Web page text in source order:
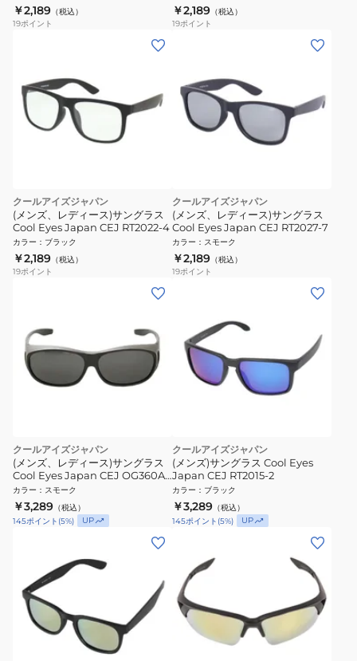
￥2,189 （税込）
19ポイント
￥2,189 （税込）
19ポイント
クールアイズジャパン
(メンズ、レディース)サングラス
Cool Eyes Japan CEJ RT2022-4
カラー ： ブラック
￥2,189 （税込）
19ポイント
クールアイズジャパン
(メンズ、レディース)サングラス
Cool Eyes Japan CEJ RT2027-7
カラー ： スモーク
￥2,189 （税込）
19ポイント
クールアイズジャパン
(メンズ、レディース)サングラス
Cool Eyes Japan CEJ OG360A
偏光 UV
カラー ： スモーク
￥3,289 （税込）
145ポイント (5%) UP
クールアイズジャパン
(メンズ)サングラス Cool Eyes
Japan CEJ RT2015-2
カラー ： ブラック
￥3,289 （税込）
145ポイント (5%) UP